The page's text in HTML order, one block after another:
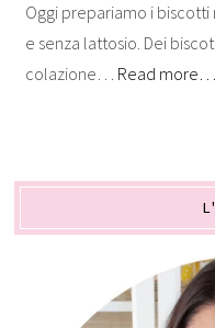
Oggi prepariamo i
e senza lattosio. Dei
colazione… Read more…